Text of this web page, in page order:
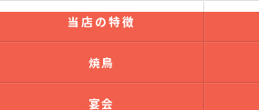
当店の特徴
焼鳥
宴会